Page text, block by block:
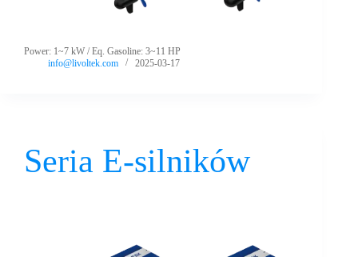
Power: 1~7 kW / Eq. Gasoline: 3~11 HP
info@livoltek.com
2025-03-17
Seria E-silników